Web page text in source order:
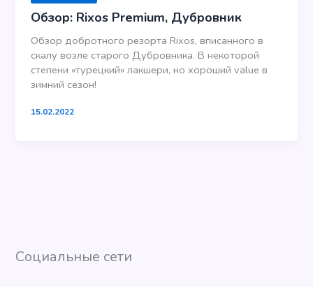
Обзор: Rixos Premium, Дубровник
Обзор добротного резорта Rixos, вписанного в
скалу возле старого Дубровника. В некоторой
степени «турецкий» лакшери, но хороший value в
зимний сезон!
15.02.2022
Социальные сети